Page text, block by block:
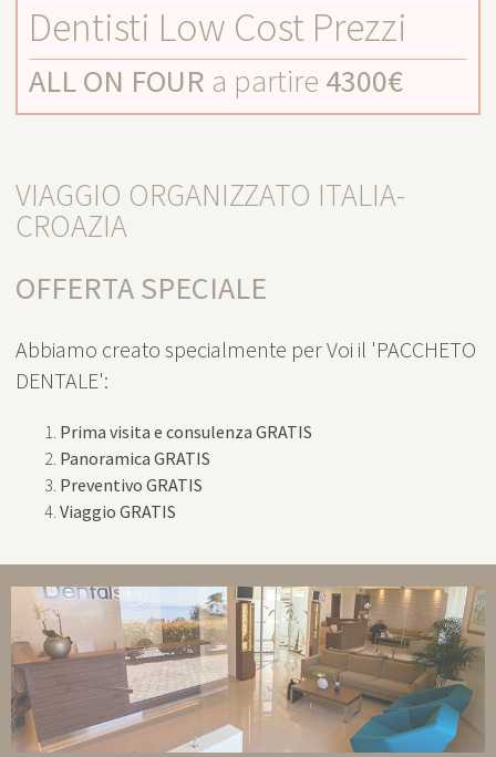
Dentisti Low Cost Prezzi
ALL ON FOUR a partire 4300€
VIAGGIO ORGANIZZATO ITALIA-
CROAZIA
OFFERTA SPECIALE
Abbiamo creato specialmente per Voi il 'PACCHETO
DENTALE':
Prima visita e consulenza GRATIS
Panoramica GRATIS
Preventivo GRATIS
Viaggio GRATIS